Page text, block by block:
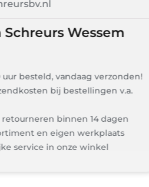
Wessem
besteld, vandaag verzonden!
bij bestellingen v.a.
binnen 14 dagen
en eigen werkplaats
in onze winkel